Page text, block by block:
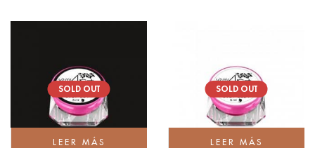
SOLD OUT
LEER MÁS
SOLD OUT
LEER MÁS